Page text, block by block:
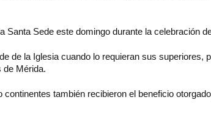
Santa Sede este domingo durante la celebración
de la Iglesia cuando lo requieran sus superiores,
de Mérida.
también recibieron el beneficio